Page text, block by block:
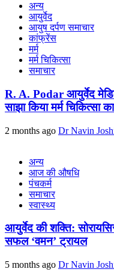
अन्य
आयुर्वेद
आयुष दर्पण समाचार
कांफ्रेंस
मर्म
मर्म चिकित्सा
समाचार
R. A. Podar आयुर्वेद
साझा किया मर्म चिकित्सा का
2 months ago Dr Navin
अन्य
आज की औषधि
पंचकर्म
समाचार
स्वास्थ्य
आयुर्वेद की शक्ति:
सफल ‘वमन’ ट्रायल
5 months ago Dr Navin